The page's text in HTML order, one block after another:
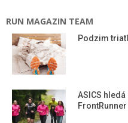
RUN MAGAZIN TEAM
Podzim
ASICS